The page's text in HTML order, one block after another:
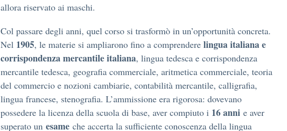
allora riservato ai maschi.
Col passare degli anni, quel corso si trasformò in un’opportunità concreta.
Nel 1905, le materie si ampliarono fino a comprendere lingua italiana e
corrispondenza mercantile italiana, lingua tedesca e corrispondenza
mercantile tedesca, geografia commerciale, aritmetica commerciale, teoria
del commercio e nozioni cambiarie, contabilità mercantile, calligrafia,
lingua francese, stenografia. L’ammissione era rigorosa: dovevano
possedere la licenza della scuola di base, aver compiuto i 16 anni e aver
superato un esame che accerta la sufficiente conoscenza della lingua